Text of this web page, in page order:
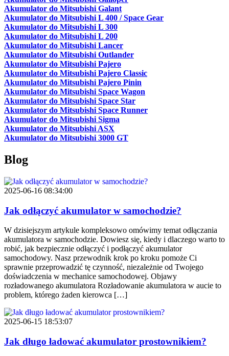
Akumulator do Mitsubishi Galant
Akumulator do Mitsubishi L 400 / Space Gear
Akumulator do Mitsubishi L 300
Akumulator do Mitsubishi L 200
Akumulator do Mitsubishi Lancer
Akumulator do Mitsubishi Outlander
Akumulator do Mitsubishi Pajero
Akumulator do Mitsubishi Pajero Classic
Akumulator do Mitsubishi Pajero Pinin
Akumulator do Mitsubishi Space Wagon
Akumulator do Mitsubishi Space Star
Akumulator do Mitsubishi Space Runner
Akumulator do Mitsubishi Sigma
Akumulator do Mitsubishi ASX
Akumulator do Mitsubishi 3000 GT
Blog
2025-06-16 08:34:00
Jak odłączyć akumulator w samochodzie?
W dzisiejszym artykule kompleksowo omówimy temat odłączania
akumulatora w samochodzie. Dowiesz się, kiedy i dlaczego warto to
robić, jak bezpiecznie odłączyć i podłączyć akumulator
samochodowy. Nasz przewodnik krok po kroku pomoże Ci
sprawnie przeprowadzić tę czynność, niezależnie od Twojego
doświadczenia w mechanice samochodowej. Objawy
rozładowanego akumulatora Rozładowanie akumulatora w aucie to
problem, którego żaden kierowca […]
2025-06-15 18:53:07
Jak długo ładować akumulator prostownikiem?